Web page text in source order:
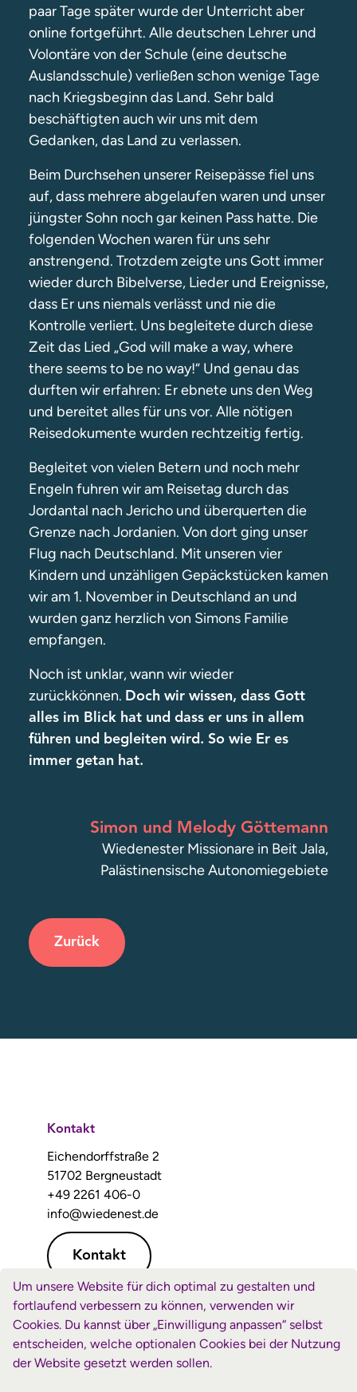
paar Tage später wurde der Unterricht aber
online fortgeführt. Alle deutschen Lehrer und
Volontäre von der Schule (eine deutsche
Auslandsschule) verließen schon wenige Tage
nach Kriegsbeginn das Land. Sehr bald
beschäftigten auch wir uns mit dem
Gedanken, das Land zu verlassen.
Beim Durchsehen unserer Reisepässe fiel uns
auf, dass mehrere abgelaufen waren und unser
jüngster Sohn noch gar keinen Pass hatte. Die
folgenden Wochen waren für uns sehr
anstrengend. Trotzdem zeigte uns Gott immer
wieder durch Bibelverse, Lieder und Ereignisse,
dass Er uns niemals verlässt und nie die
Kontrolle verliert. Uns begleitete durch diese
Zeit das Lied „God will make a way, where
there seems to be no way!“ Und genau das
durften wir erfahren: Er ebnete uns den Weg
und bereitet alles für uns vor. Alle nötigen
Reisedokumente wurden rechtzeitig fertig.
Begleitet von vielen Betern und noch mehr
Engeln fuhren wir am Reisetag durch das
Jordantal nach Jericho und überquerten die
Grenze nach Jordanien. Von dort ging unser
Flug nach Deutschland. Mit unseren vier
Kindern und unzähligen Gepäckstücken kamen
wir am 1. November in Deutschland an und
wurden ganz herzlich von Simons Familie
empfangen.
Noch ist unklar, wann wir wieder
zurückkönnen. Doch wir wissen, dass Gott
alles im Blick hat und dass er uns in allem
führen und begleiten wird. So wie Er es
immer getan hat.
Simon und Melody Göttemann
Wiedenester Missionare in Beit Jala,
Palästinensische Autonomiegebiete
Zurück
Kontakt
Eichendorffstraße 2
51702 Bergneustadt
+49 2261 406-0
info@wiedenest.de
Kontakt
Spenden
Forum Wiedenest e.V.
Volksbank Oberberg
Um unsere Website für dich optimal zu gestalten und
fortlaufend verbessern zu können, verwenden wir
Cookies. Du kannst über „Einwilligung anpassen“ selbst
entscheiden, welche optionalen Cookies bei der Nutzung
der Website gesetzt werden sollen.